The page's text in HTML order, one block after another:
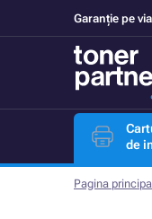
Garanție pe
de
Pagina